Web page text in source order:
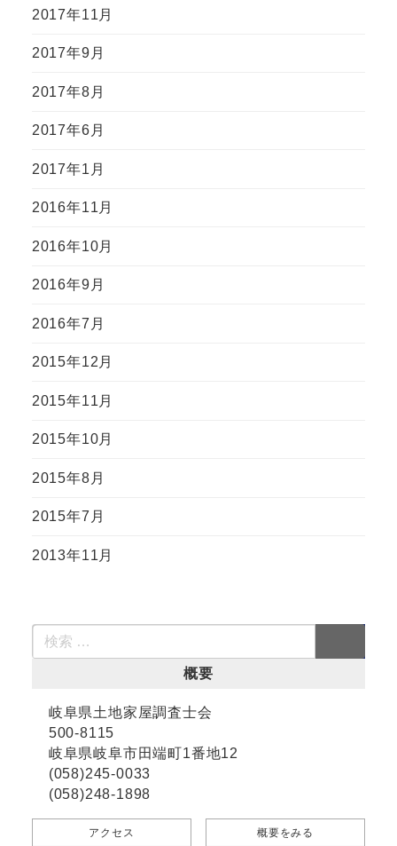
2017年11月
2017年9月
2017年8月
2017年6月
2017年1月
2016年11月
2016年10月
2016年9月
2016年7月
2015年12月
2015年11月
2015年10月
2015年8月
2015年7月
2013年11月
概要
岐阜県土地家屋調査士会
500-8115
岐阜県岐阜市田端町1番地12
(058)245-0033
(058)248-1898
アクセス 概要をみる